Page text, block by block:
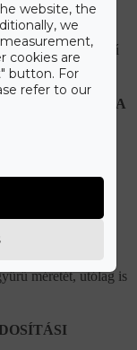
össze a Gyűrű
olvashat.
JAVÍTÁSA
ingyenesen
méretét, utólag is
website, the
we
cookies are
button. For
refer to our